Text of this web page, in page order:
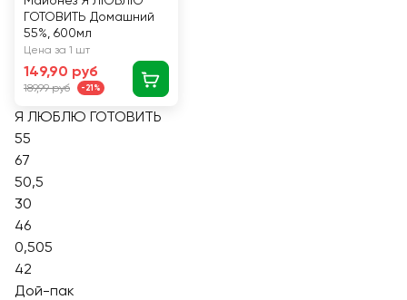
ГОТОВИТЬ Домашний
55%, 600мл
Цена за 1 шт
149,90 руб
189,99 руб -21%
Я ЛЮБЛЮ ГОТОВИТЬ
55
67
50,5
30
46
0,505
42
Дой-пак